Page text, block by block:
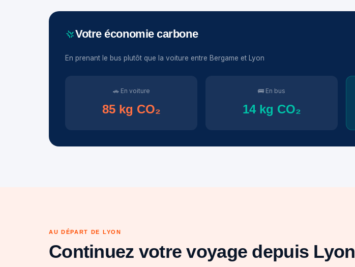
Votre économie carbone
En prenant le bus plutôt que la voiture entre Bergame et Lyon
🚗 En voiture
85 kg CO₂
🚌 En bus
14 kg CO₂
AU DÉPART DE LYON
Continuez votre voyage depuis Lyon